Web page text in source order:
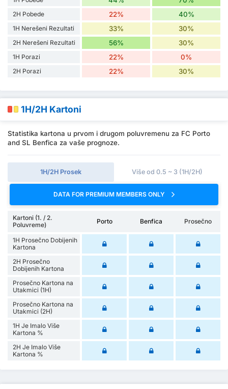
2H Pobede 22% 40%
1H Nerešeni Rezultati 33% 30%
2H Nerešeni Rezultati 56% 30%
1H Porazi 22% 0%
2H Porazi 22% 30%
1H/2H Kartoni
Statistika kartona u prvom i drugom poluvremenu za FC Porto
and SL Benfica za vaše prognoze.
1H/2H Prosek Više od 0.5 ~ 3 (1H/2H)
DATA FOR PREMIUM MEMBERS ONLY
Kartoni (1. / 2.
Poluvreme)
Porto Benfica Prosečno
1H Prosečno Dobijenih
Kartona
2H Prosečno
Dobijenih Kartona
Prosečno Kartona na
Utakmici (1H)
Prosečno Kartona na
Utakmici (2H)
1H Je Imalo Više
Kartona %
2H Je Imalo Više
Kartona %